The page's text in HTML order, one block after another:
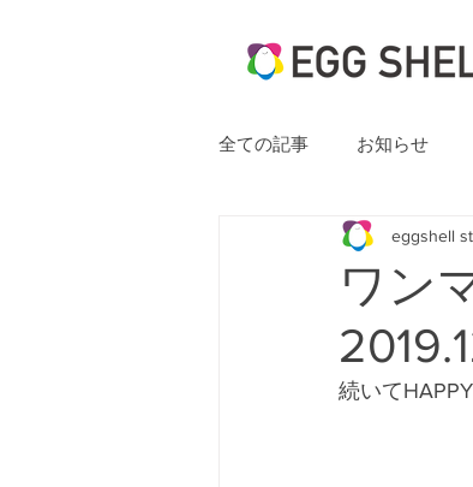
全ての記事 お知らせ
ワン
eggshell
続いて